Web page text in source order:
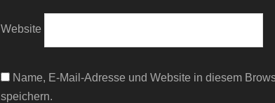
Website
Name, E-Mail-Adresse und Website in diesem
speichern.